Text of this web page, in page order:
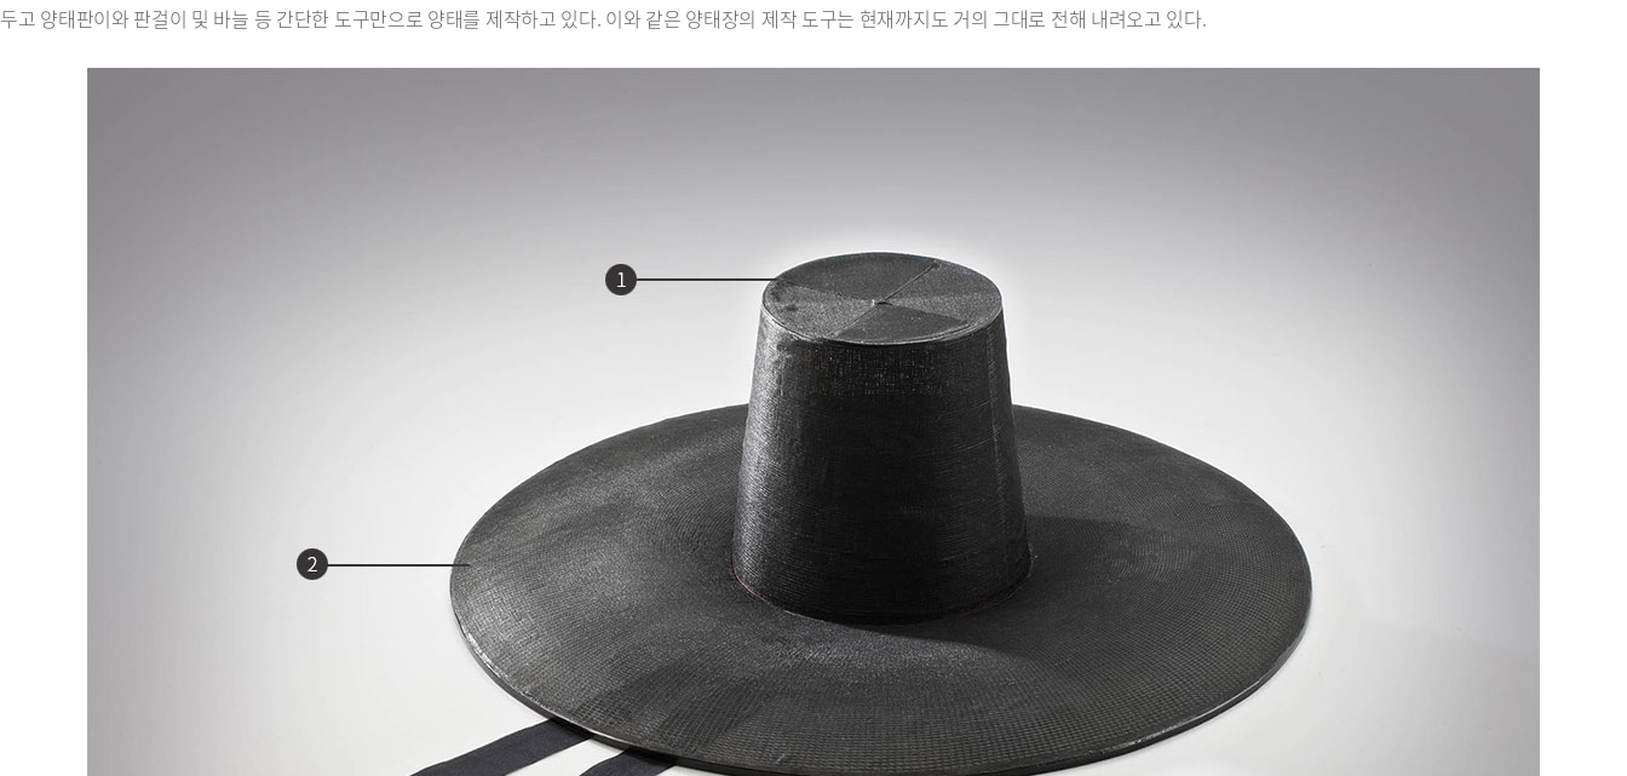
두고 양태판이와 판걸이 및 바늘 등 간단한 도구만으로 양태를 제작하고 있다. 이와 같은 양태장의 제작 도구는 현재까지도 거의 그대로 전해 내려오고 있다.